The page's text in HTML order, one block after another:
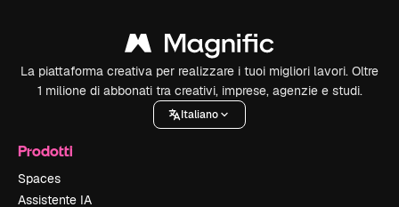
La piattaforma creativa per realizzare i tuoi migliori lavori. Oltre
1 milione di abbonati tra creativi, imprese, agenzie e studi.
Italiano
Prodotti
Spaces
Assistente IA